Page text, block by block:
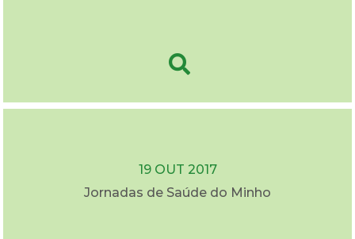
19 OUT 2017
Jornadas de Saúde do Minho